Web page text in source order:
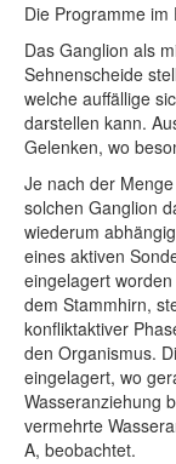
Die Programme im
Das Ganglion als
Sehnenscheide
welche auffällige
darstellen kann.
Gelenken, wo
Je nach der
solchen Ganglion
wiederum
eines aktiven
eingelagert
dem Stammhirn,
konfliktaktiver
den Organismus.
eingelagert, wo
Wasseranziehung
vermehrte
A, beobachtet.